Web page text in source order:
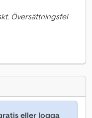
Översättningsfel
eller logga